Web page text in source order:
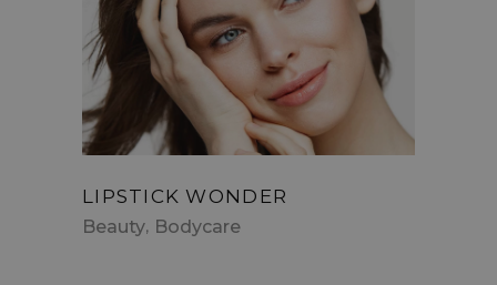
LIPSTICK WONDER
Beauty Bodycare